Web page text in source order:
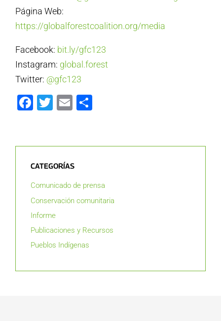
Página Web:
https://globalforestcoalition.org/media
Facebook: bit.ly/gfc123
Instagram: global.forest
Twitter: @gfc123
Facebook
Twitter
Email
CATEGORÍAS
Comunicado de prensa
Conservación comunitaria
Informe
Publicaciones y Recursos
Pueblos Indígenas